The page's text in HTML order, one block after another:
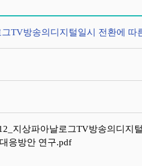
TV방송의디지털일시 전환에 따
지상파아날로그TV방송의디지
응방안 연구.pdf